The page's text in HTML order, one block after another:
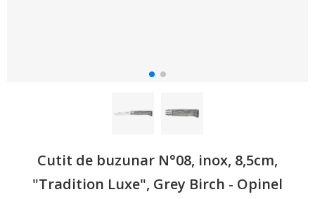
Cutit de buzunar N°08, inox, 8,5cm,
"Tradition Luxe", Grey Birch - Opinel